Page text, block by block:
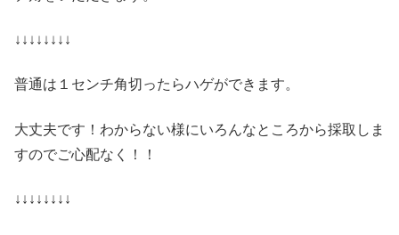
↓↓↓↓↓↓↓↓
普通は１センチ角切ったらハゲができます。
大丈夫です！わからない様にいろんなところから採取しま
すのでご心配なく！！
↓↓↓↓↓↓↓↓